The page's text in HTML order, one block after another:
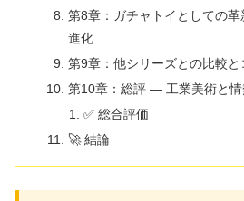
第8章：ガチャトイとしての
進化
第9章：他シリーズとの比較
第10章：総評 ― 工業美術と情
✅ 総合評価
🚀 結論